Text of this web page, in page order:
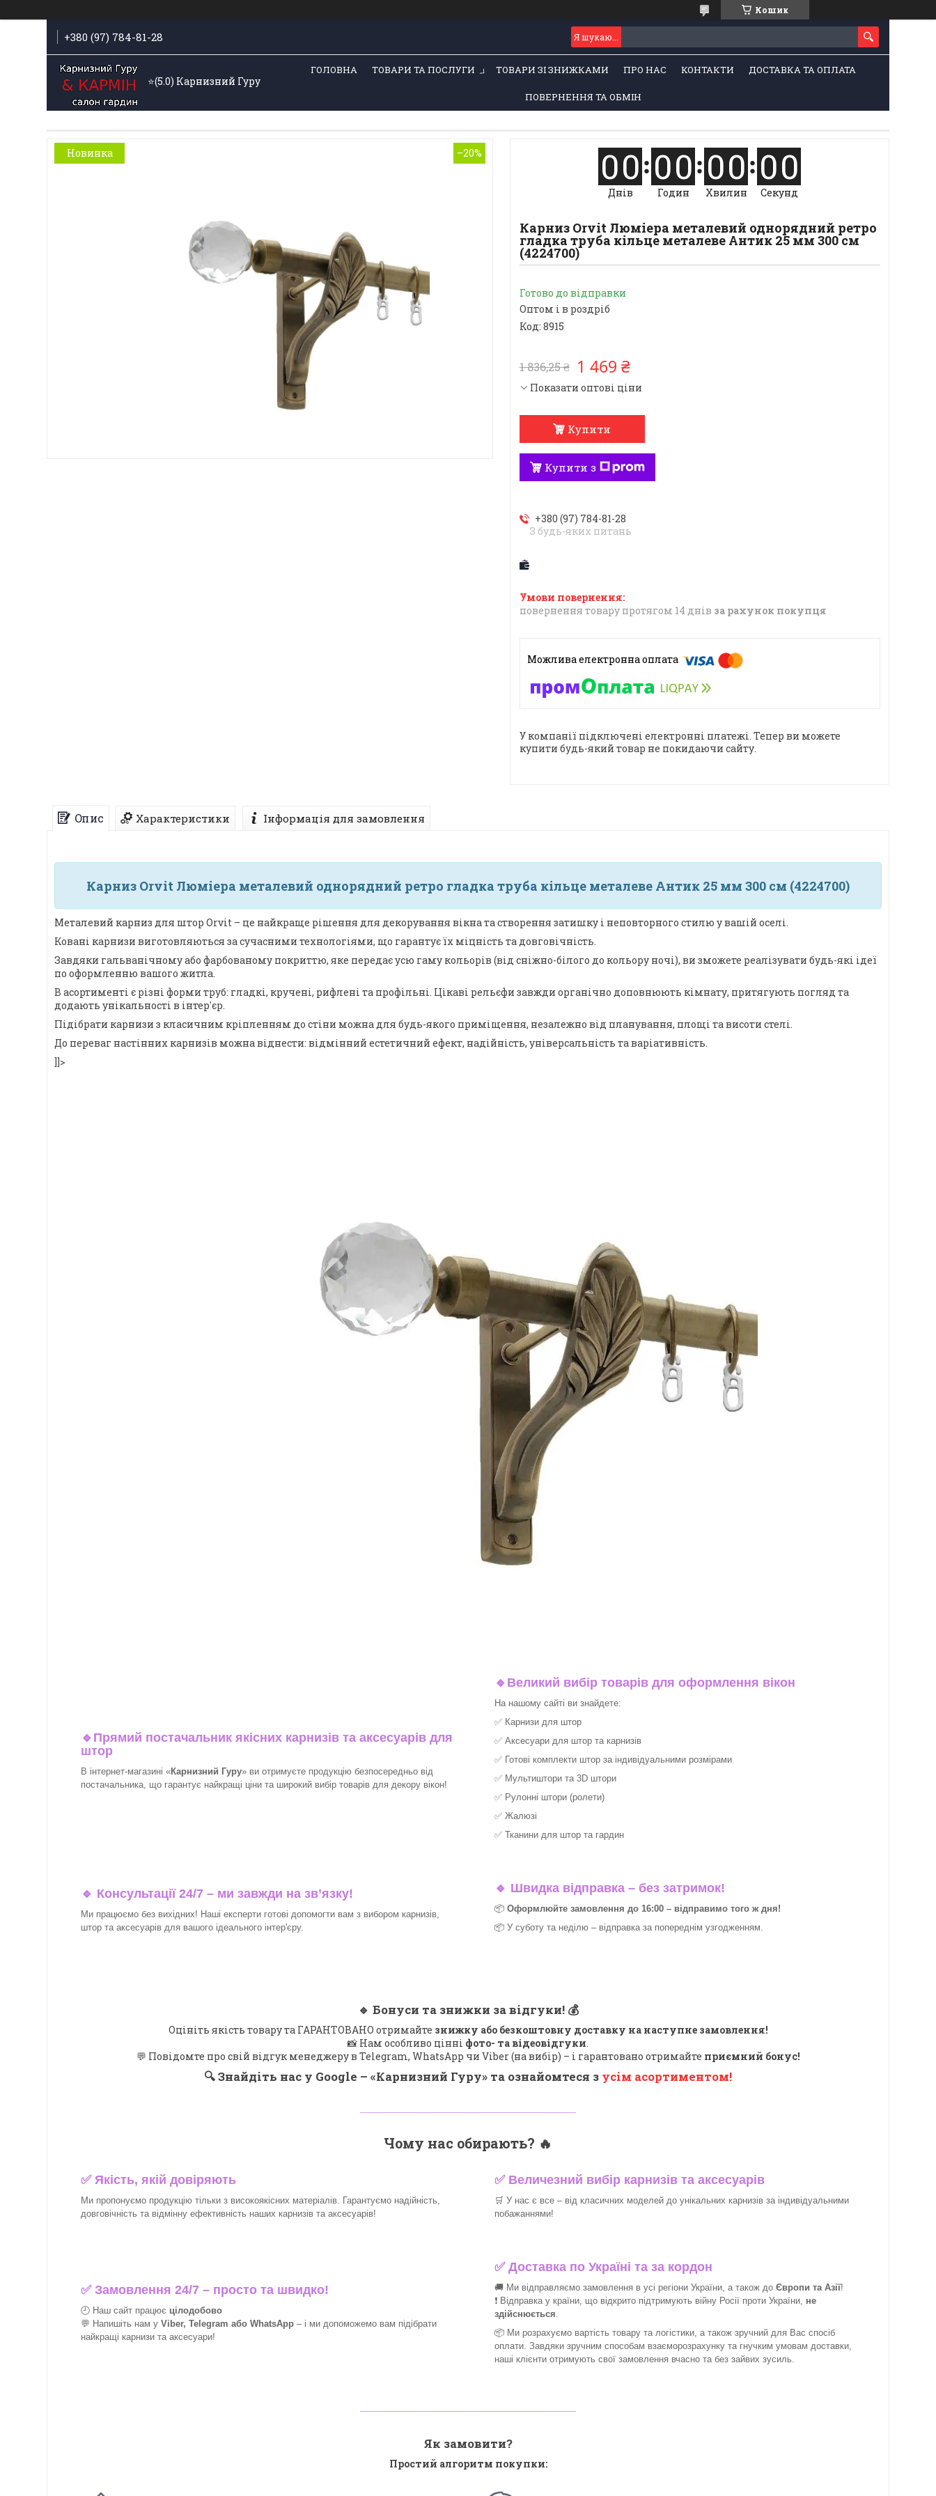
Кошик
+380 (97) 784-81-28
⭐️(5.0) Карнизний Гуру
ГОЛОВНА ТОВАРИ ТА ПОСЛУГИ ТОВАРИ ЗІ ЗНИЖКАМИ ПРО НАС КОНТАКТИ ДОСТАВКА ТА ОПЛАТА
ПОВЕРНЕННЯ ТА ОБМІН
Новинка –20% 00
Днів
00
Годин
00
Хвилин
00
Секунд
Карниз Orvit Люміера металевий однорядний ретро
гладка труба кільце металеве Антик 25 мм 300 см
(4224700)
Готово до відправки
Оптом і в роздріб
Код: 8915
1 836,25 ₴ 1 469 ₴
Показати оптові ціни
Купити
Купити з
+380 (97) 784-81-28
З будь-яких питань
повернення товару протягом 14 днів за рахунок покупця
У компанії підключені електронні платежі. Тепер ви можете
купити будь-який товар не покидаючи сайту.
Опис Характеристики Інформація для замовлення
Карниз Orvit Люміера металевий однорядний ретро гладка труба кільце металеве Антик 25 мм 300 см (4224700)
Металевий карниз для штор Orvit – це найкраще рішення для декорування вікна та створення затишку і неповторного стилю у вашій оселі.
Ковані карнизи виготовляються за сучасними технологіями, що гарантує їх міцність та довговічність.
Завдяки гальванічному або фарбованому покриттю, яке передає усю гаму кольорів (від сніжно-білого до кольору ночі), ви зможете реалізувати будь-які ідеї
по оформленню вашого житла.
В асортименті є різні форми труб: гладкі, кручені, рифлені та профільні. Цікаві рельєфи завжди органічно доповнюють кімнату, притягують погляд та
додають унікальності в інтер'єр.
Підібрати карнизи з класичним кріпленням до стіни можна для будь-якого приміщення, незалежно від планування, площі та висоти стелі.
До переваг настінних карнизів можна віднести: відмінний естетичний ефект, надійність, універсальність та варіативність.
]]>
🔹 Прямий постачальник якісних карнизів та аксесуарів для
штор
В інтернет-магазині «Карнизний Гуру» ви отримуєте продукцію безпосередньо від
постачальника, що гарантує найкращі ціни та широкий вибір товарів для декору вікон!​
🔹 Великий вибір товарів для оформлення вікон
На нашому сайті ви знайдете:
✅ Карнизи для штор
✅ Аксесуари для штор та карнизів
✅ Готові комплекти штор за індивідуальними розмірами
✅ Мультиштори та 3D штори
✅ Рулонні штори (ролети)
✅ Жалюзі
✅ Тканини для штор та гардин
🔹 Консультації 24/7 – ми завжди на зв’язку!
Ми працюємо без вихідних! Наші експерти готові допомогти вам з вибором карнизів,
штор та аксесуарів для вашого ідеального інтер'єру.​
🔹 Швидка відправка – без затримок!
📦 Оформлюйте замовлення до 16:00 – відправимо того ж дня!
📦 У суботу та неділю – відправка за попереднім узгодженням.
🔹 Бонуси та знижки за відгуки! 💰
Оцініть якість товару та ГАРАНТОВАНО отримайте знижку або безкоштовну доставку на наступне замовлення!
📸 Нам особливо цінні фото- та відеовідгуки.
💬 Повідомте про свій відгук менеджеру в Telegram, WhatsApp чи Viber (на вибір) – і гарантовано отримайте приємний бонус!
🔍Знайдіть нас у Google – «Карнизний Гуру» та ознайомтеся з усім асортиментом!
Чому нас обирають? 🔥
✅Якість, якій довіряють
Ми пропонуємо продукцію тільки з високоякісних матеріалів. Гарантуємо надійність,
довговічність та відмінну ефективність наших карнизів та аксесуарів!​
✅ Величезний вибір карнизів та аксесуарів
🛒 У нас є все – від класичних моделей до унікальних карнизів за індивідуальними
побажаннями!​
✅Замовлення 24/7 – просто та швидко!
🕘 Наш сайт працює цілодобово
💬 Напишіть нам у Viber, Telegram або WhatsApp – і ми допоможемо вам підібрати
найкращі карнизи та аксесуари!
✅Доставка по Україні та за кордон
🚚 Ми відправляємо замовлення в усі регіони України, а також до Європи та Азії!
❗ Відправка у країни, що відкрито підтримують війну Росії проти України, не
здійснюється.
📦 Ми розрахуємо вартість товару та логістики, а також зручний для Вас спосіб
оплати. Завдяки зручним способам взаєморозрахунку та гнучким умовам доставки,
наші клієнти отримують свої замовлення вчасно та без зайвих зусиль.
Як замовити?
Простий алгоритм покупки: